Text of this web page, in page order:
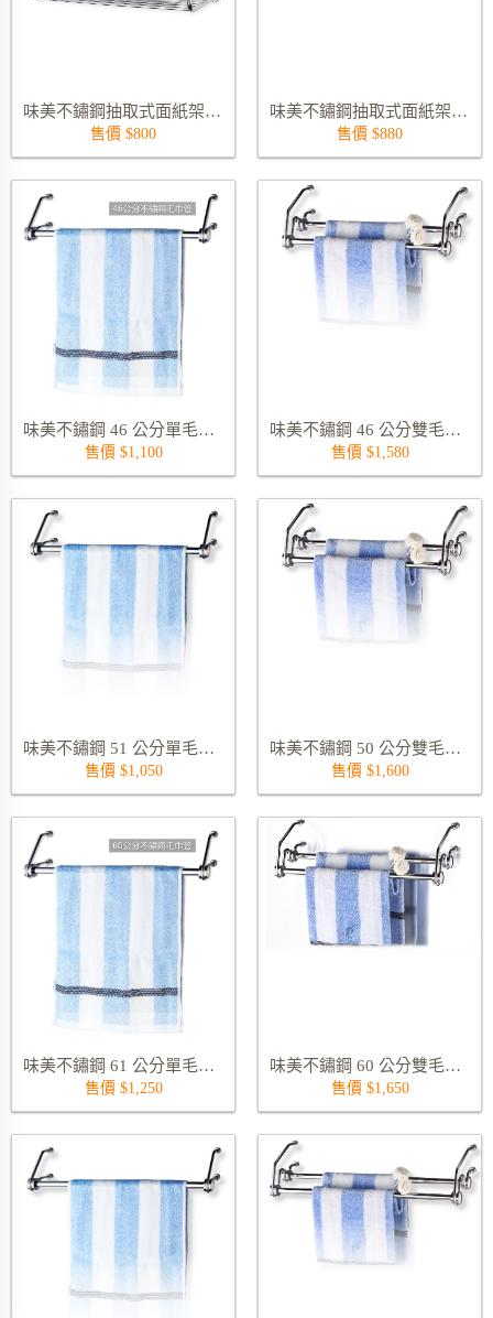
味美不鏽鋼抽取式面紙架 9307S
售價 $800
味美不鏽鋼抽取式面紙架 9411S
售價 $880
味美不鏽鋼 46 公分單毛巾管架 9432S-46
售價 $1,100
味美不鏽鋼 46 公分雙毛巾管架 9435S-46
售價 $1,580
味美不鏽鋼 51 公分單毛巾管架 9432S-50
售價 $1,050
味美不鏽鋼 50 公分雙毛巾管架 9435S-50
售價 $1,600
味美不鏽鋼 61 公分單毛巾管架 9432S-60
售價 $1,250
味美不鏽鋼 60 公分雙毛巾管架 9435S-60
售價 $1,650